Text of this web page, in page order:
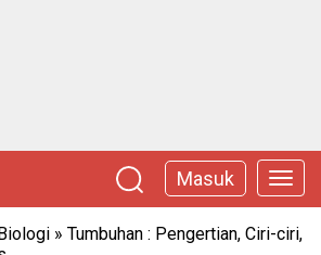
Masuk
» Tumbuhan : Pengertian, Ciri-ciri,